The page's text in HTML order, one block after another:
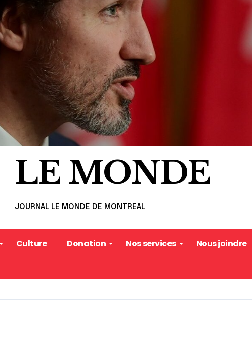
LE MONDE
JOURNAL LE MONDE DE MONTREAL
Culture Donation Nos services Nous joindre